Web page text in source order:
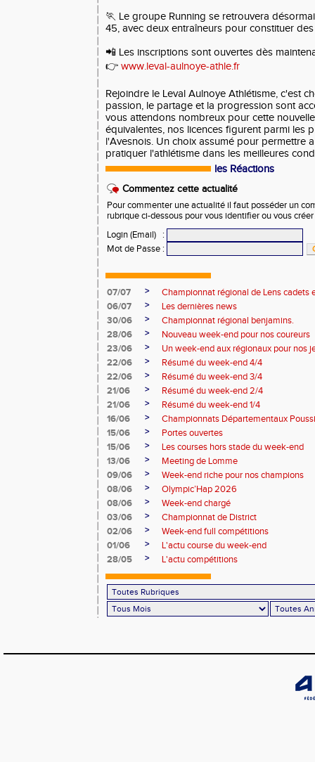
🏃 Le groupe Running se retrouvera
45, avec deux entraîneurs pour constituer
📲 Les inscriptions sont ouvertes dès
👉 www.leval-aulnoye-athle.fr
Rejoindre le Leval Aulnoye Athlétisme, c'est
passion, le partage et la progression sont
vous attendons nombreux pour cette
équivalentes, nos licences figurent parmi les
l'Avesnois. Un choix assumé pour permettre
pratiquer l'athlétisme dans les meilleures
les Réactions
Commentez cette actualité
Pour commenter une actualité il faut posséder un
rubrique ci-dessous pour vous identifier ou vous
Login (Email)
:
Mot de Passe :
07/07 >
Championnat régional de Lens cadets
06/07
>
Les dernières news
30/06
>
Championnat régional benjamins.
28/06
>
Nouveau week-end pour nos coureurs
23/06
>
Un week-end aux régionaux pour nos
22/06
>
Résumé du week-end 4/4
22/06
>
Résumé du week-end 3/4
21/06
>
Résumé du week-end 2/4
21/06
>
Résumé du week-end 1/4
16/06
>
Championnats Départementaux
15/06
>
Portes ouvertes
15/06
>
Les courses hors stade du week-end
13/06
>
Meeting de Lomme
09/06
>
Week-end riche pour nos champions
08/06
>
Olympic’Hap 2026
08/06
>
Week-end chargé
03/06
>
Championnat de District
02/06
>
Week-end full compétitions
01/06
>
L'actu course du week-end
28/05
> L'actu compétitions